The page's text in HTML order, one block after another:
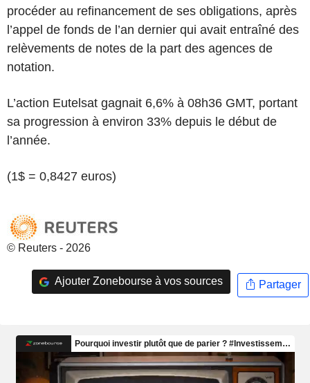
procéder au refinancement de ses obligations, après
l’appel de fonds de l’an dernier qui avait entraîné des
relèvements de notes de la part des agences de
notation.
L’action Eutelsat gagnait 6,6% à 08h36 GMT, portant
sa progression à environ 33% depuis le début de
l’année.
(1$ = 0,8427 euros)
© Reuters - 2026
Ajouter Zonebourse à vos sources Partager